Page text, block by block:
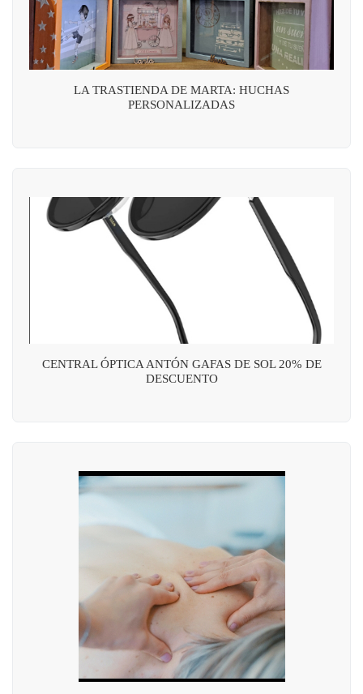
LA TRASTIENDA DE MARTA: HUCHAS
PERSONALIZADAS
CENTRAL ÓPTICA ANTÓN GAFAS DE SOL 20% DE
DESCUENTO